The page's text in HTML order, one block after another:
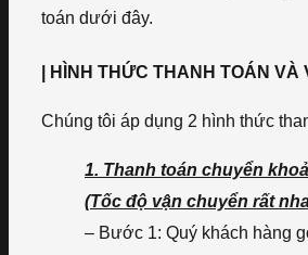
toán dưới đây.
| HÌNH THỨC THANH TOÁN VÀ
Chúng tôi áp dụng 2 hình thức
1. Thanh toán chuyển
(Tốc độ vận chuyển rất
– Bước 1: Quý khách hàng